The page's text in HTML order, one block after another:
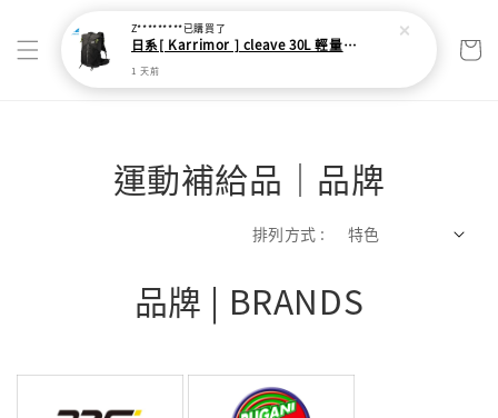
運動補給品｜品牌
排列方式 :
品牌 | BRANDS